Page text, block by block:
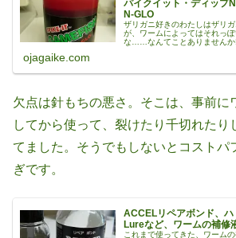
パイクイット・ディップ
N-GLO
ザリガニ好きのわたしはザリ
が、ワームによってはそれっ
な……なんてことありません
ojagaike.com
欠点は針もちの悪さ。そこは、事前に
してから使って、裂けたり千切れたり
てました。そうでもしないとコストパ
ぎです。
ACCELリペアボンド、
Lureなど、ワームの補修
これまで使ってきた、ワーム